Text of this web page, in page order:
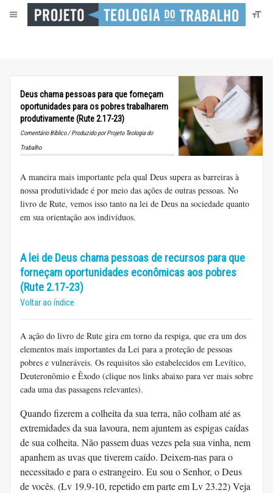
Deus chama pessoas para que forneçam
oportunidades para os pobres trabalharem
produtivamente (Rute 2.17-23)
Comentário Bíblico / Produzido por Projeto Teologia do
Trabalho
A maneira mais importante pela qual Deus supera as barreiras à
nossa produtividade é por meio das ações de outras pessoas. No
livro de Rute, vemos isso tanto na lei de Deus na sociedade quanto
em sua orientação aos indivíduos.
A lei de Deus chama pessoas de recursos para que
forneçam oportunidades econômicas aos pobres
(Rute 2.17-23)
Voltar ao índice
A ação do livro de Rute gira em torno da respiga, que era um dos
elementos mais importantes da Lei para a proteção de pessoas
pobres e vulneráveis. Os requisitos são estabelecidos em Levítico,
Deuteronômio e Êxodo (clique nos links abaixo para ver mais sobre
cada uma das passagens relevantes).
Quando fizerem a colheita da sua terra, não colham até as
extremidades da sua lavoura, nem ajuntem as espigas caídas
de sua colheita. Não passem duas vezes pela sua vinha, nem
apanhem as uvas que tiverem caído. Deixem-nas para o
necessitado e para o estrangeiro. Eu sou o Senhor, o Deus
de vocês. (Lv 19.9-10, repetido em parte em Lv 23.22) Veja